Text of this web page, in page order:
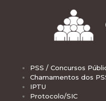
PSS / Concursos
Chamamentos dos
IPTU
Protocolo/SIC